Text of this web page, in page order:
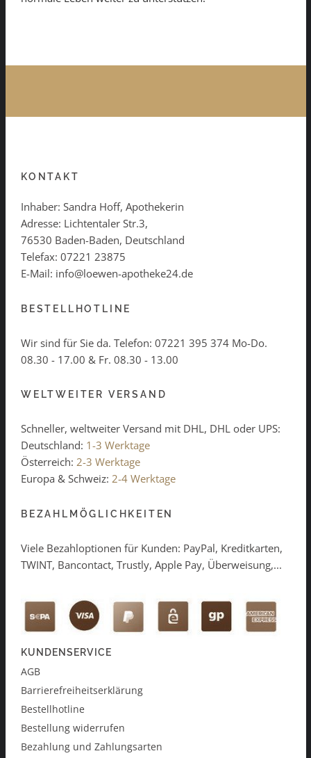
KONTAKT
Inhaber: Sandra Hoff, Apothekerin
Adresse: Lichtentaler Str.3,
76530 Baden-Baden, Deutschland
Telefax: 07221 23875
E-Mail: info@loewen-apotheke24.de
BESTELLHOTLINE
Wir sind für Sie da. Telefon: 07221 395 374 Mo-Do.
08.30 - 17.00 & Fr. 08.30 - 13.00
WELTWEITER VERSAND
Schneller, weltweiter Versand mit DHL, DHL oder UPS:
Deutschland: 1-3 Werktage
Österreich: 2-3 Werktage
Europa & Schweiz: 2-4 Werktage
BEZAHLMÖGLICHKEITEN
Viele Bezahloptionen für Kunden: PayPal, Kreditkarten,
TWINT, Bancontact, Trustly, Apple Pay, Überweisung,...
KUNDENSERVICE
AGB
Barrierefreiheitserklärung
Bestellhotline
Bestellung widerrufen
Bezahlung und Zahlungsarten